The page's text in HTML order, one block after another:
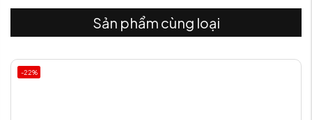
Sản phẩm cùng loại
-22%